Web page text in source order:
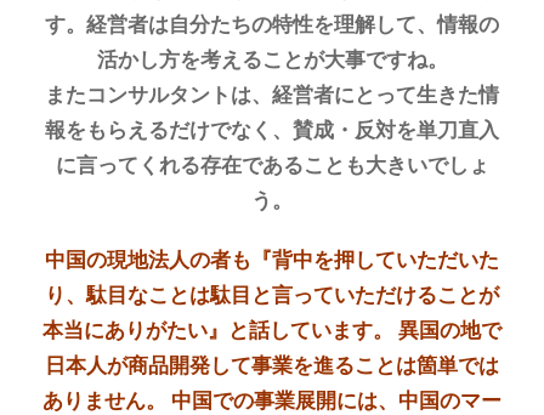
す。経営者は自分たちの特性を理解して、情報の
活かし方を考えることが大事ですね。
またコンサルタントは、経営者にとって生きた情
報をもらえるだけでなく、賛成・反対を単刀直入
に言ってくれる存在であることも大きいでしょ
う。
中国の現地法人の者も『背中を押していただいた
り、駄目なことは駄目と言っていただけることが
本当にありがたい』と話しています。 異国の地で
日本人が商品開発して事業を進ることは箇単では
ありません。 中国での事業展開には、中国のマー